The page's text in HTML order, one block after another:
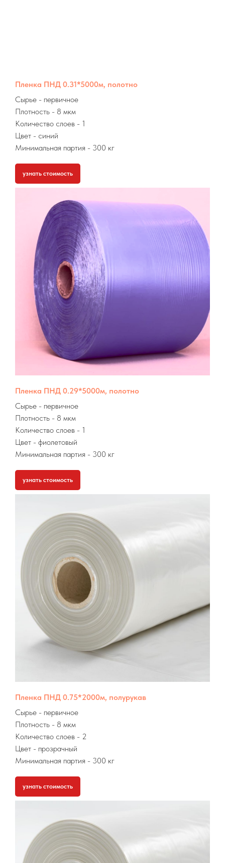
Пленка ПНД 0.31*5000м, полотно
Сырье - первичное
Плотность - 8 мкм
Количество слоев - 1
Цвет - синий
Минимальная партия - 300 кг
узнать стоимость
Пленка ПНД 0.29*5000м, полотно
Сырье - первичное
Плотность - 8 мкм
Количество слоев - 1
Цвет - фиолетовый
Минимальная партия - 300 кг
узнать стоимость
Пленка ПНД 0.75*2000м, полурукав
Сырье - первичное
Плотность - 8 мкм
Количество слоев - 2
Цвет - прозрачный
Минимальная партия - 300 кг
узнать стоимость